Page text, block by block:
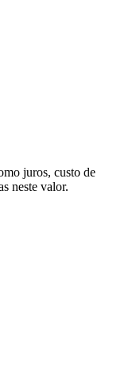
juros, custo de
neste valor.